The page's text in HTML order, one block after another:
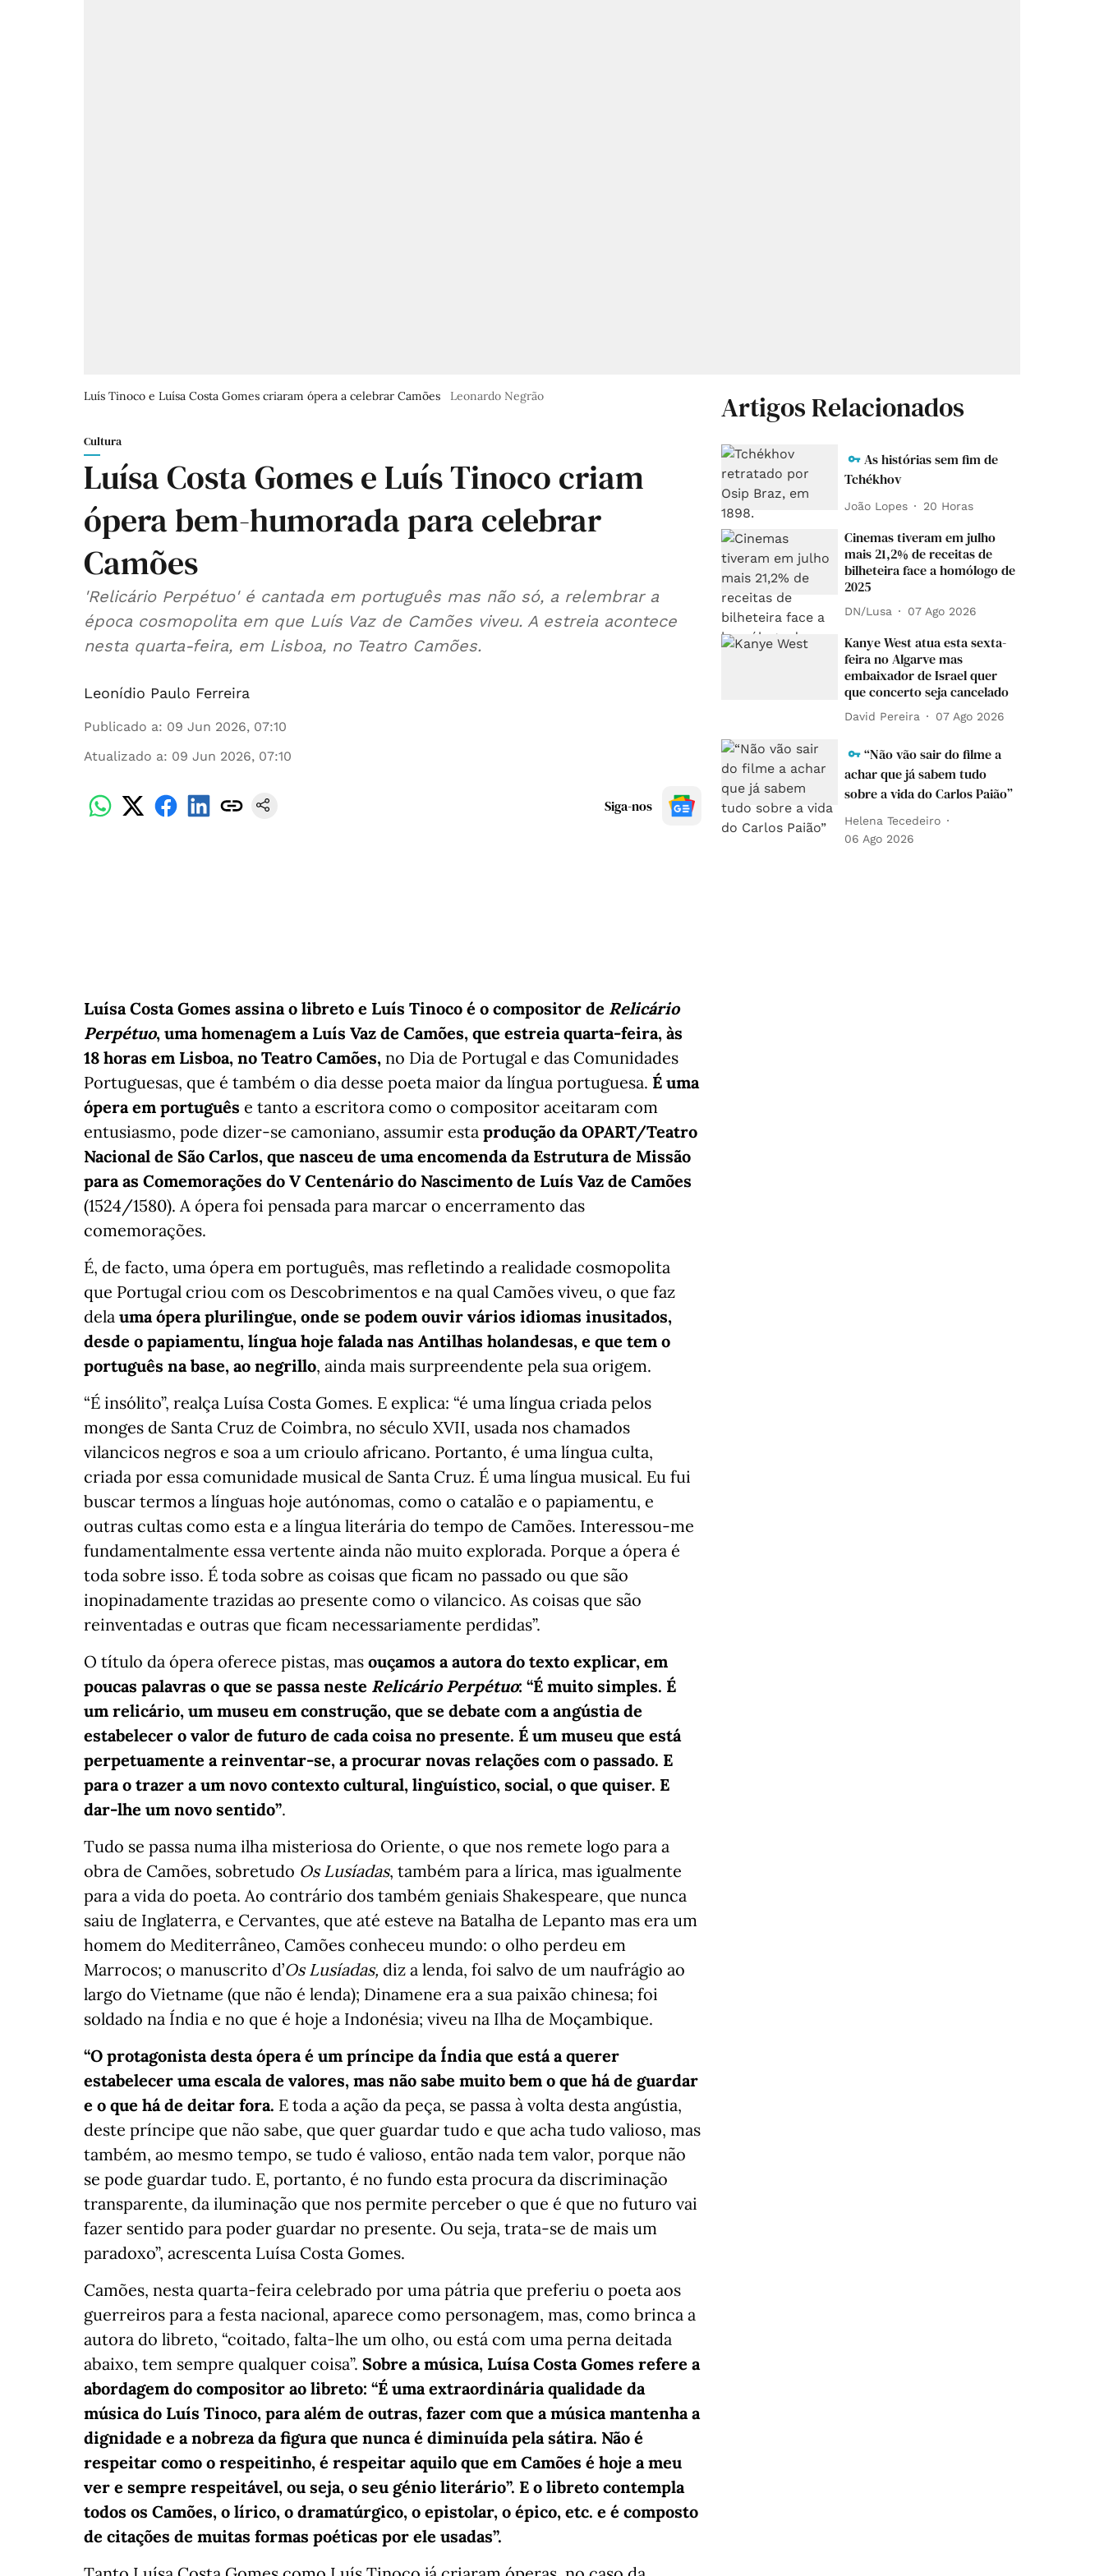
Luís Tinoco e Luísa Costa Gomes criaram ópera a celebrar Camões Leonardo Negrão
Cultura
Luísa Costa Gomes e Luís Tinoco criam
ópera bem-humorada para celebrar
Camões
'Relicário Perpétuo' é cantada em português mas não só, a relembrar a
época cosmopolita em que Luís Vaz de Camões viveu. A estreia acontece
nesta quarta-feira, em Lisboa, no Teatro Camões.
Leonídio Paulo Ferreira
Publicado a: 09 Jun 2026, 07:10
Atualizado a: 09 Jun 2026, 07:10
Siga-nos
Luísa Costa Gomes assina o libreto e Luís Tinoco é o compositor de Relicário
Perpétuo, uma homenagem a Luís Vaz de Camões, que estreia quarta-feira, às
18 horas em Lisboa, no Teatro Camões, no Dia de Portugal e das Comunidades
Portuguesas, que é também o dia desse poeta maior da língua portuguesa. É uma
ópera em português e tanto a escritora como o compositor aceitaram com
entusiasmo, pode dizer-se camoniano, assumir esta produção da OPART/Teatro
Nacional de São Carlos, que nasceu de uma encomenda da Estrutura de Missão
para as Comemorações do V Centenário do Nascimento de Luís Vaz de Camões
(1524/1580). A ópera foi pensada para marcar o encerramento das
comemorações.
É, de facto, uma ópera em português, mas refletindo a realidade cosmopolita
que Portugal criou com os Descobrimentos e na qual Camões viveu, o que faz
dela uma ópera plurilingue, onde se podem ouvir vários idiomas inusitados,
desde o papiamentu, língua hoje falada nas Antilhas holandesas, e que tem o
português na base, ao negrillo, ainda mais surpreendente pela sua origem.
“É insólito”, realça Luísa Costa Gomes. E explica: “é uma língua criada pelos
monges de Santa Cruz de Coimbra, no século XVII, usada nos chamados
vilancicos negros e soa a um crioulo africano. Portanto, é uma língua culta,
criada por essa comunidade musical de Santa Cruz. É uma língua musical. Eu fui
buscar termos a línguas hoje autónomas, como o catalão e o papiamentu, e
outras cultas como esta e a língua literária do tempo de Camões. Interessou-me
fundamentalmente essa vertente ainda não muito explorada. Porque a ópera é
toda sobre isso. É toda sobre as coisas que ficam no passado ou que são
inopinadamente trazidas ao presente como o vilancico. As coisas que são
reinventadas e outras que ficam necessariamente perdidas”.
O título da ópera oferece pistas, mas ouçamos a autora do texto explicar, em
poucas palavras o que se passa neste Relicário Perpétuo: “É muito simples. É
um relicário, um museu em construção, que se debate com a angústia de
estabelecer o valor de futuro de cada coisa no presente. É um museu que está
perpetuamente a reinventar-se, a procurar novas relações com o passado. E
para o trazer a um novo contexto cultural, linguístico, social, o que quiser. E
dar-lhe um novo sentido”.
Tudo se passa numa ilha misteriosa do Oriente, o que nos remete logo para a
obra de Camões, sobretudo Os Lusíadas, também para a lírica, mas igualmente
para a vida do poeta. Ao contrário dos também geniais Shakespeare, que nunca
saiu de Inglaterra, e Cervantes, que até esteve na Batalha de Lepanto mas era um
homem do Mediterrâneo, Camões conheceu mundo: o olho perdeu em
Marrocos; o manuscrito d’Os Lusíadas, diz a lenda, foi salvo de um naufrágio ao
largo do Vietname (que não é lenda); Dinamene era a sua paixão chinesa; foi
soldado na Índia e no que é hoje a Indonésia; viveu na Ilha de Moçambique.
“O protagonista desta ópera é um príncipe da Índia que está a querer
estabelecer uma escala de valores, mas não sabe muito bem o que há de guardar
e o que há de deitar fora. E toda a ação da peça, se passa à volta desta angústia,
deste príncipe que não sabe, que quer guardar tudo e que acha tudo valioso, mas
também, ao mesmo tempo, se tudo é valioso, então nada tem valor, porque não
se pode guardar tudo. E, portanto, é no fundo esta procura da discriminação
transparente, da iluminação que nos permite perceber o que é que no futuro vai
fazer sentido para poder guardar no presente. Ou seja, trata-se de mais um
paradoxo”, acrescenta Luísa Costa Gomes.
Camões, nesta quarta-feira celebrado por uma pátria que preferiu o poeta aos
guerreiros para a festa nacional, aparece como personagem, mas, como brinca a
autora do libreto, “coitado, falta-lhe um olho, ou está com uma perna deitada
abaixo, tem sempre qualquer coisa”. Sobre a música, Luísa Costa Gomes refere a
abordagem do compositor ao libreto: “É uma extraordinária qualidade da
música do Luís Tinoco, para além de outras, fazer com que a música mantenha a
dignidade e a nobreza da figura que nunca é diminuída pela sátira. Não é
respeitar como o respeitinho, é respeitar aquilo que em Camões é hoje a meu
ver e sempre respeitável, ou seja, o seu génio literário”. E o libreto contempla
todos os Camões, o lírico, o dramatúrgico, o epistolar, o épico, etc. e é composto
de citações de muitas formas poéticas por ele usadas”.
Artigos Relacionados
As histórias sem fim de
Tchékhov
João Lopes 20 Horas
Cinemas tiveram em julho
mais 21,2% de receitas de
bilheteira face a homólogo de
2025
DN/Lusa 07 Ago 2026
Kanye West atua esta sexta-
feira no Algarve mas
embaixador de Israel quer
que concerto seja cancelado
David Pereira 07 Ago 2026
“Não vão sair do filme a
achar que já sabem tudo
sobre a vida do Carlos Paião”
Helena Tecedeiro
06 Ago 2026